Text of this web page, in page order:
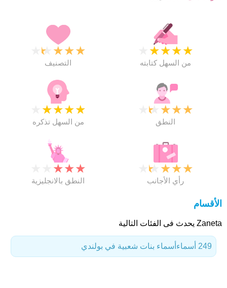
★
★
★
★
التصنيف
★
★
★
★
من السهل كتابته
★
★
★
★
من السهل تذكره
★
★
★
★
النطق
★
★
★
النطق بالانجليزية
★
★
★
★
رأي الأجانب
الأقسام
Zaneta يحدث فى الفئات التالية
أسماء بنات شعبية في بولندي 249 أسماء